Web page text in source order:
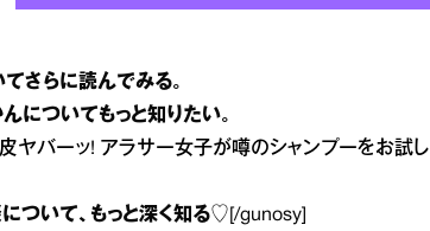
さらに読んでみる。
んについてもっと知りたい。
ヤバーッ! アラサー女子が噂のシャンプーをお試し
について、もっと深く知る♡ [/gunosy]